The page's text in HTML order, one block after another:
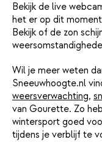
Bekijk de live
het er op dit
Bekijk of de zon
Wil je meer weten
Sneeuwhoogte.nl
weersverwachting,
van Gourette. Zo
wintersport goed
tijdens je verblijf te